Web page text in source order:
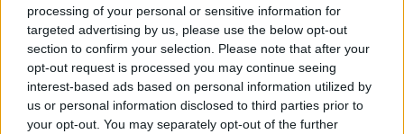
processing of your personal or sensitive information for
targeted advertising by us, please use the below opt-out
section to confirm your selection. Please note that after your
opt-out request is processed you may continue seeing
interest-based ads based on personal information utilized by
us or personal information disclosed to third parties prior to
your opt-out. You may separately opt-out of the further
Προηγούμενη
Θάρρος Μεσσηνίας
Επόμενη
Συνείδηση